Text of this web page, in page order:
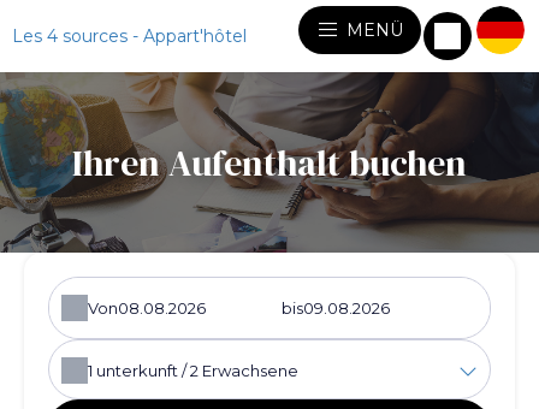
Les 4 sources - Appart'hôtel MENÜ
Ihren Aufenthalt buchen
Von bis
1 unterkunft /2 Erwachsene